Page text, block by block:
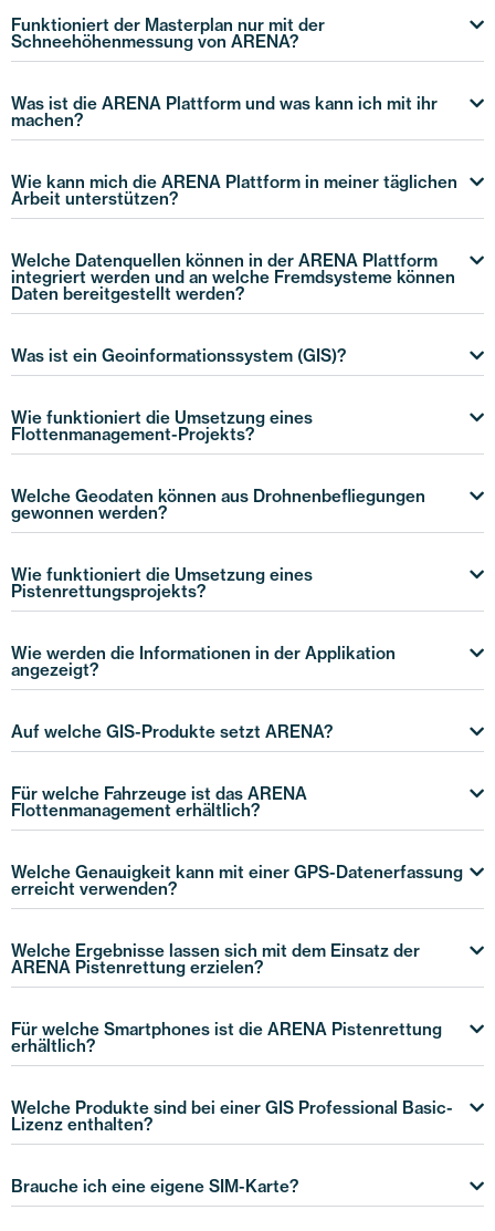
Funktioniert der Masterplan nur mit der
Schneehöhenmessung von ARENA?
Was ist die ARENA Plattform und was kann ich mit ihr
machen?
Wie kann mich die ARENA Plattform in meiner täglichen
Arbeit unterstützen?
Welche Datenquellen können in der ARENA Plattform
integriert werden und an welche Fremdsysteme können
Daten bereitgestellt werden?
Was ist ein Geoinformationssystem (GIS)?
Wie funktioniert die Umsetzung eines
Flottenmanagement-Projekts?
Welche Geodaten können aus Drohnenbefliegungen
gewonnen werden?
Wie funktioniert die Umsetzung eines
Pistenrettungsprojekts?
Wie werden die Informationen in der Applikation
angezeigt?
Auf welche GIS-Produkte setzt ARENA?
Für welche Fahrzeuge ist das ARENA
Flottenmanagement erhältlich?
Welche Genauigkeit kann mit einer GPS-Datenerfassung
erreicht verwenden?
Welche Ergebnisse lassen sich mit dem Einsatz der
ARENA Pistenrettung erzielen?
Für welche Smartphones ist die ARENA Pistenrettung
erhältlich?
Welche Produkte sind bei einer GIS Professional Basic-
Lizenz enthalten?
Brauche ich eine eigene SIM-Karte?